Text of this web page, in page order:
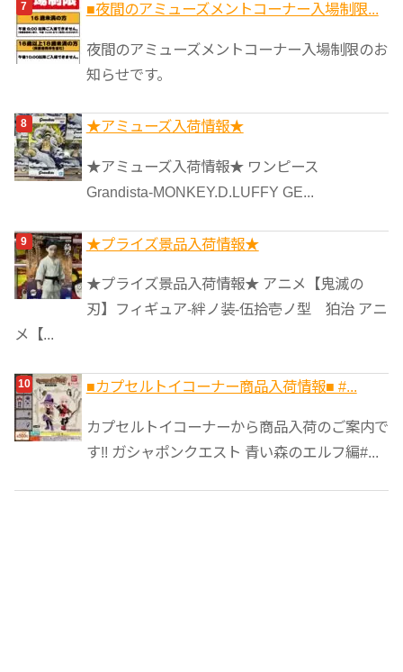
■夜間のアミューズメントコーナー入場制限...
夜間のアミューズメントコーナー入場制限のお
知らせです。
★アミューズ入荷情報★
★アミューズ入荷情報★ ワンピース
Grandista-MONKEY.D.LUFFY GE...
★プライズ景品入荷情報★
★プライズ景品入荷情報★ アニメ【鬼滅の
刃】フィギュア-絆ノ装-伍拾壱ノ型 狛治 アニ
メ【...
■カプセルトイコーナー商品入荷情報■ #...
カプセルトイコーナーから商品入荷のご案内で
す!! ガシャポンクエスト 青い森のエルフ編#...